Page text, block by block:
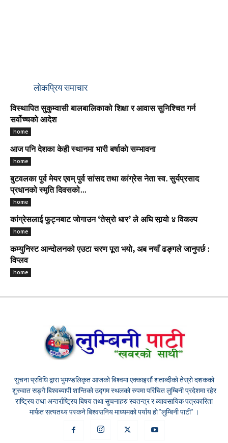
लोकप्रिय समाचार
विस्थापित सुकुम्वासी बालबालिकाको शिक्षा र आवास सुनिश्चित गर्न
सर्वोच्चको आदेश
home
आज पनि देशका केही स्थानमा भारी बर्षाकाे सम्भावना
home
बुटवलका पुर्व मेयर एवम् पुर्व सांसद तथा कांग्रेस नेता स्व. सुर्यप्रसाद
प्रधानको स्मृति दिवसको...
home
कांग्रेसलाई फुट्नबाट जोगाउन ‘तेस्रो धार’ ले अघि सार्‍यो ४ विकल्प
home
कम्युनिस्ट आन्दोलनको एउटा चरण पूरा भयो, अब नयाँ ढङ्गले जानुपर्छ :
विप्लव
home
सुचना प्रविधि द्वारा भुमण्डलिकृत आजको बिश्वमा एक्काइसौं शताब्दीको तेस्रो दशकको
शुरुवात सङ्गै बिश्वब्यापी शान्तिको उद्गम स्थलको रुपमा परिचित लुम्बिनी प्रदेशमा रहेर
राष्ट्रिय तथा अन्तर्राष्ट्रिय बिषय तथा सुचनाहरु स्वतन्त्र र ब्यावसायिक पत्रकारिता
मार्फत सत्यतथ्य पस्कने बिश्वसनिय माध्यमको पर्याय हो "लुम्बिनी पाटी" ।